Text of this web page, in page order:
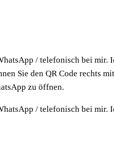
/ telefonisch bei mir.
Sie den QR Code rechts mit
zu öffnen.
/ telefonisch bei mir.